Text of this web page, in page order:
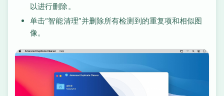
以进行删除。
单击“智能清理”并删除所有检测到的重复项和相似图
像。